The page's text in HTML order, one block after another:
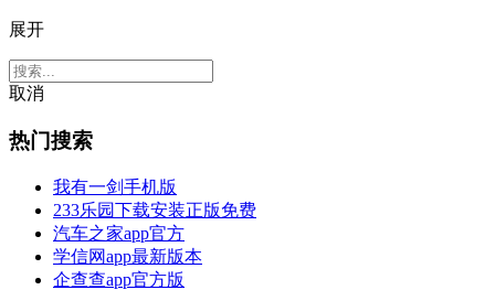
展开
取消
热门搜索
我有一剑手机版
233乐园下载安装正版免费
汽车之家app官方
学信网app最新版本
企查查app官方版